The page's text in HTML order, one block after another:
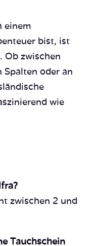
einem
bist, ist
Ob zwischen
oder an
wie
zwischen 2 und
Tauchschein